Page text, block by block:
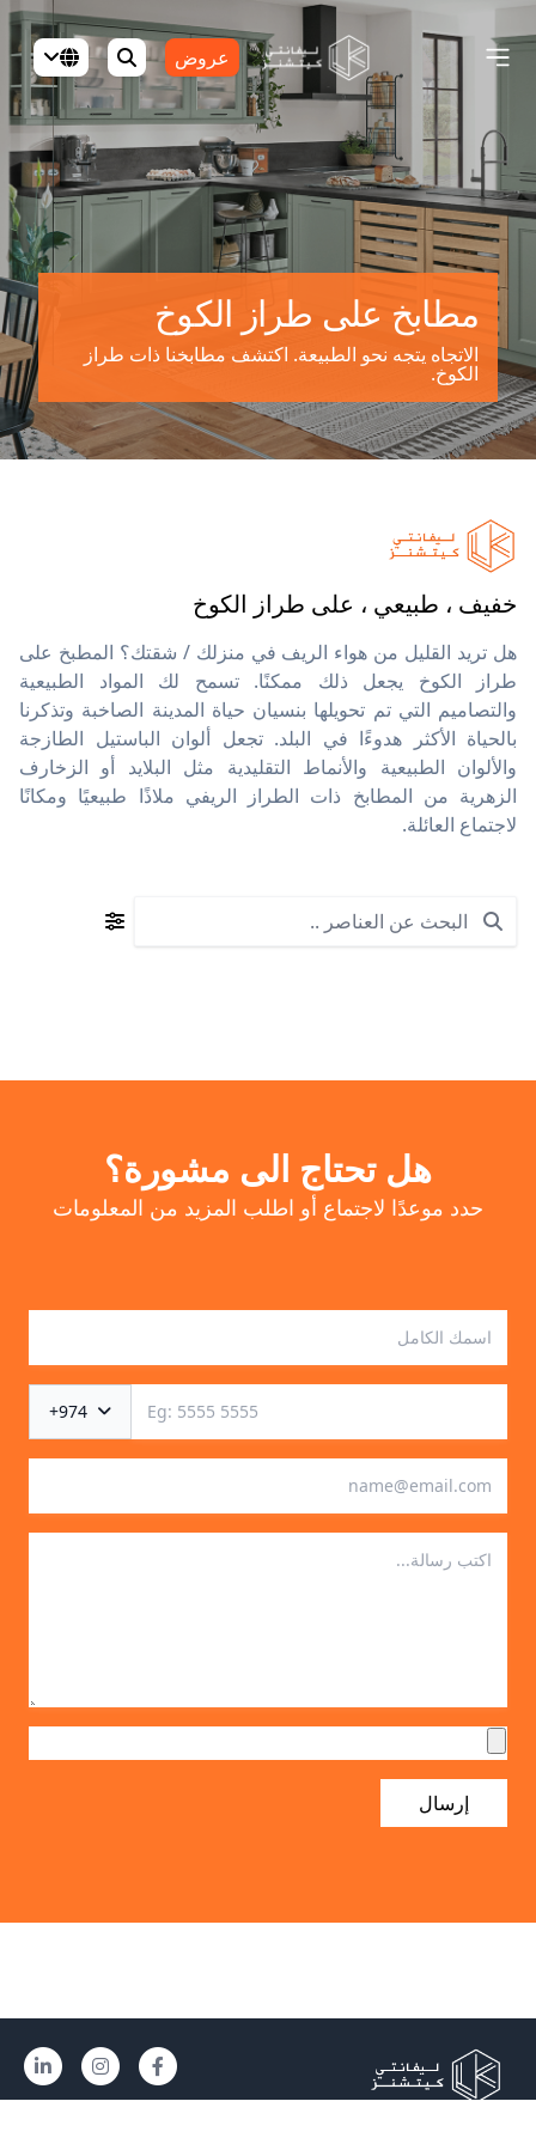
عروض
مطابخ على طراز الكوخ
الاتجاه يتجه نحو الطبيعة. اكتشف مطابخنا ذات طراز
الكوخ.
خفيف ، طبيعي ، على طراز الكوخ
هل تريد القليل من هواء الريف في منزلك / شقتك؟ المطبخ على
طراز الكوخ يجعل ذلك ممكنًا. تسمح لك المواد الطبيعية
والتصاميم التي تم تحويلها بنسيان حياة المدينة الصاخبة وتذكرنا
بالحياة الأكثر هدوءًا في البلد. تجعل ألوان الباستيل الطازجة
والألوان الطبيعية والأنماط التقليدية مثل البلايد أو الزخارف
الزهرية من المطابخ ذات الطراز الريفي ملاذًا طبيعيًا ومكانًا
لاجتماع العائلة.
Search
هل تحتاج الى مشورة؟
حدد موعدًا لاجتماع أو اطلب المزيد من المعلومات
+974
إرسال